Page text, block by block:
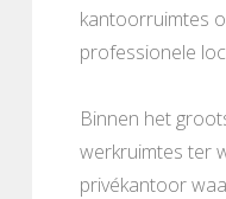
kantoorruimtes
professionele
Binnen het
werkruimtes ter
privékantoor